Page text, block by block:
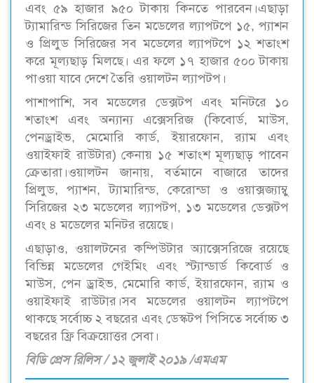
এবং ৫৯ হাজার ৯৫০ টাকায় কিনতে পারবেন।এছাড়া
ট্যামারিন্ড সিরিজের তিন মডেলের ল্যাপটপে ১৫, প্যাশন
ও প্রিলুড সিরিজের সব মডেলের ল্যাপটপে ১২ শতাংশ
করে মূল্যছাড় মিলছে। এর ফলে ১৭ হাজার ৫০০ টাকায়
পাওয়া যাবে দেশে তৈরি ওয়ালটন ল্যাপটপ।
পাশাপাশি, সব মডেলের ডেক্সটপ এবং মনিটরে ১০
শতাংশ এবং অন্যান্য এক্সেসরিজ (কিবোর্ড, মাউস,
পেনড্রাইভ, মেমোরি কার্ড, ইয়ারফোন, র‌্যাম এবং
ওয়াইফাই রাউটার) কেনায় ১৫ শতাংশ মূল্যছাড় পাবেন
ক্রেতারা।ওয়ালটন জানায়, বর্তমানে বাজারে তাদের
প্রিলুড, প্যাশন, ট্যামারিন্ড, কেরোন্ডা ও ওয়াক্সজ্যাম্বু
সিরিজের ২৩ মডেলের ল্যাপটপ, ১৩ মডেলের ডেক্সটপ
এবং ৪ মডেলের মনিটর রয়েছে।
এছাড়াও, ওয়ালটনের কম্পিউটার অ্যাক্সেসরিজে রয়েছে
বিভিন্ন মডেলের গেইমিং এবং স্ট্যান্ডার্ড কিবোর্ড ও
মাউস, পেন ড্রাইভ, মেমোরি কার্ড, ইয়ারফোন, র‌্যাম ও
ওয়াইফাই রাউটার।সব মডেলের ওয়ালটন ল্যাপটপে
থাকছে সর্বোচ্চ ২ বছরের এবং ডেস্কটপ পিসিতে সর্বোচ্চ ৩
বছরের ফ্রি বিক্রয়োত্তর সেবা।
বিডি প্রেস রিলিস / ১২ জুলাই ২০১৯ /এমএম